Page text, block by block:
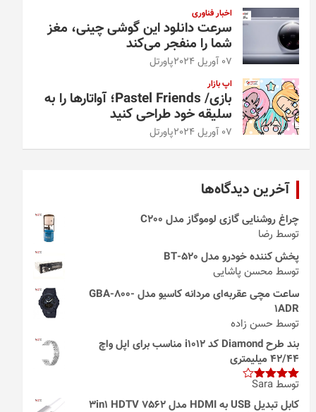
اخبار فناوری
سرعت دانلود این گوشی چینی، مغز
شما را منفجر می‌کند
07 آوریل 2024 پاورتل
اپ بازار
بازی/ Pastel Friends؛ آواتارها را به
سلیقه خود طراحی کنید
07 آوریل 2024 پاورتل
آخرین دیدگاه‌ها
چراغ روشنایی گازی لوموگاز مدل C200
توسط رضا
پخش کننده خودرو مدل 520-BT
توسط محسن پاشایی
ساعت مچی عقربه‌ای مردانه کاسیو مدل GBA-800-
1ADR
توسط حسن زاده
بند طرح Diamond کد i1012 مناسب برای اپل واچ
42/44 میلیمتری
امتیاز4
از 5
توسط Sara
کابل تبدیل USB به HDMI مدل 3in1 HDTV 7562